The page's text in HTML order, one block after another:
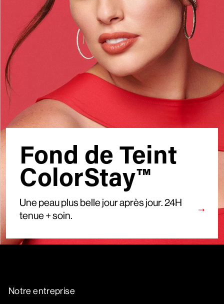
Fond de Teint
ColorStay™
Une peau plus belle jour après jour. 24H
tenue + soin.
Notre entreprise